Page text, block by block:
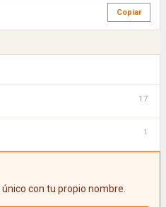
Copiar
17
1
con tu propio nombre.